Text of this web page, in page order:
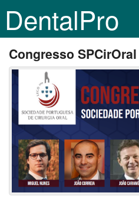
DentalPro
Congresso